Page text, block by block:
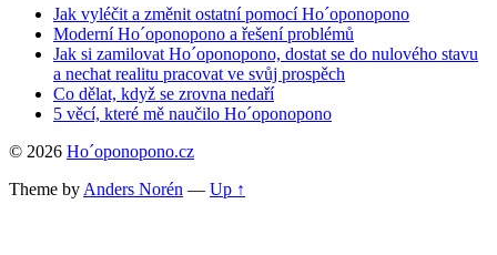
Jak vyléčit a změnit ostatní pomocí Ho´oponopono
Moderní Ho´oponopono a řešení problémů
Jak si zamilovat Ho´oponopono, dostat se do nulového stavu
a nechat realitu pracovat ve svůj prospěch
Co dělat, když se zrovna nedaří
5 věcí, které mě naučilo Ho´oponopono
© 2026 Ho´oponopono.cz
Theme by Anders Norén — Up ↑